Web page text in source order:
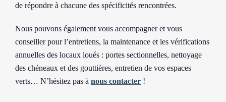
de répondre à chacune des spécificités rencontrées.
Nous pouvons également vous accompagner et vous
conseiller pour l’entretiens, la maintenance et les vérifications
annuelles des locaux loués : portes sectionnelles, nettoyage
des chéneaux et des gouttières, entretien de vos espaces
verts… N’hésitez pas à nous contacter !